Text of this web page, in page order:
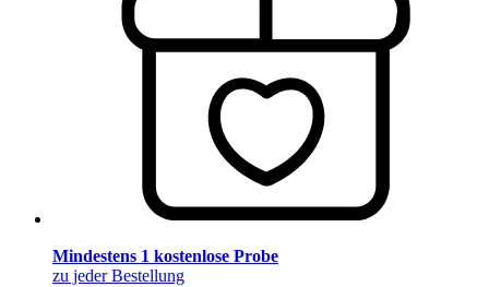
Mindestens 1 kostenlose Probe
zu jeder Bestellung